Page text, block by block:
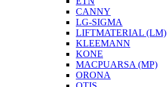
CANNY
LG-SIGMA
LIFTMATERIAL (LM)
KLEEMANN
KONE
MACPUARSA (MP)
ORONA